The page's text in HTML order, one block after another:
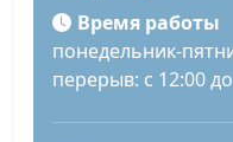
Время работы
понедельник-
перерыв: с 12:00